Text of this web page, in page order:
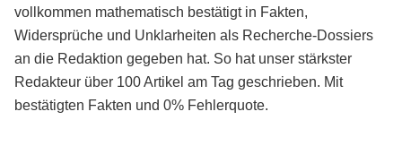
vollkommen mathematisch bestätigt in Fakten,
Widersprüche und Unklarheiten als Recherche-Dossiers
an die Redaktion gegeben hat. So hat unser stärkster
Redakteur über 100 Artikel am Tag geschrieben. Mit
bestätigten Fakten und 0% Fehlerquote.